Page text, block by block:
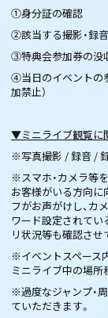
①身分証の確認
②該当する撮影・録
③特典会参加券の没
④当日のイベントの
加禁止）
▼ミニライブ観覧に
※写真撮影 / 録音 /
※スマホ・カメラ等
お客様がいる方向に
フがお声がけし、カ
ワード設定されてい
リ状況等も確認させ
※イベントスペース
ミニライブ中の場所
※過度なジャンプ・
ていただきます。